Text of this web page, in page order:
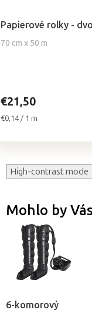
Papierové rolky -
70 cm x 50 m
hodnotenie
produktu
je
€21,50
Jednotková
€0,14 / 1 m
High-contrast mode
Mohlo by
6-komorový